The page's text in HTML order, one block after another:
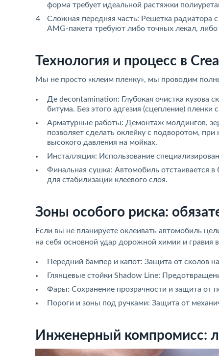
форма требует идеальной растяжки
Сложная передняя часть: Решетка радиатора
AMG-пакета требуют либо точных лекал,
Технология и процесс в
Мы не просто «клеим пленку», мы проводим
Де decontamination: Глубокая очистка кузова
битума. Без этого адгезия (сцепление) пленки
Арматурные работы: Демонтаж молдингов,
позволяет сделать оклейку с подворотом,
высокого давления на мойках.
Инсталляция: Использование
Финальная сушка: Автомобиль отстаивается в
для стабилизации клеевого слоя.
Зоны особого риска:
Если вы не планируете оклеивать автомобиль
на себя основной удар дорожной химии и гравия
Передний бампер и капот: Защита от сколов
Глянцевые стойки Shadow Line:
Фары: Сохранение прозрачности и защита от
Пороги и зоны под ручками: Защита от
Инженерный компромисс: